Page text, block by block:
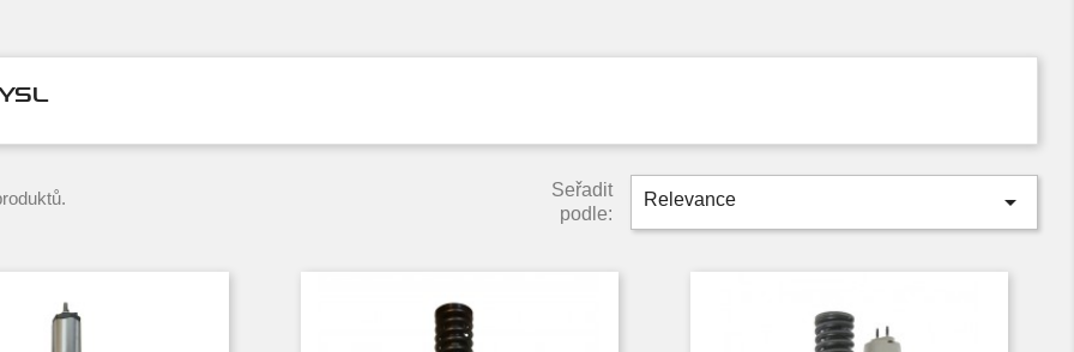
Seřadit
podle:
Relevance 